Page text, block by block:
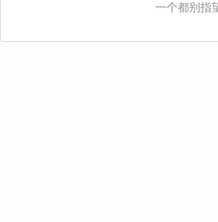
一个都别指